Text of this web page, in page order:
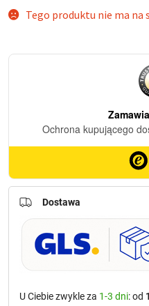
Dostawa
U Ciebie zwykle za 1-3 dni: od
Tego produktu nie ma na